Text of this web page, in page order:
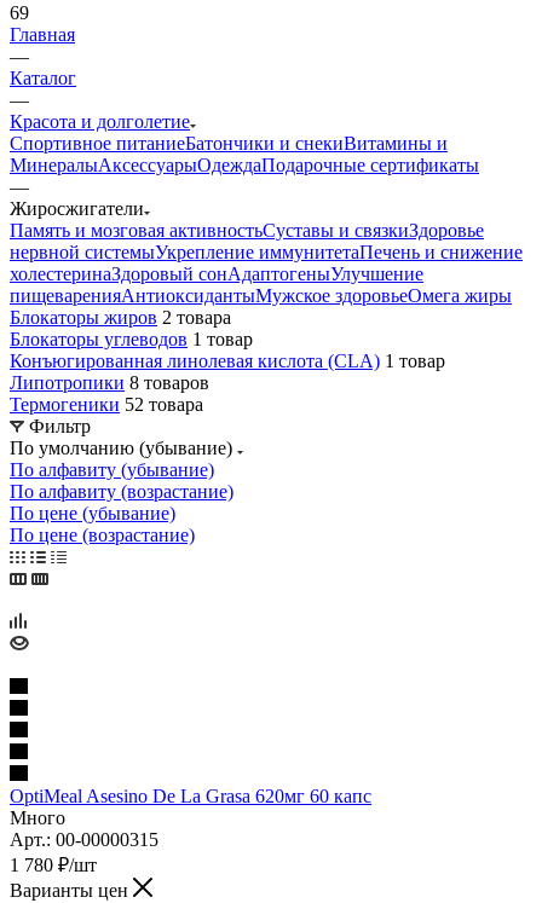
69
Главная
—
Каталог
—
Красота и долголетие
Спортивное питаниеБатончики и снекиВитамины и
МинералыАксессуарыОдеждаПодарочные сертификаты
—
Жиросжигатели
Память и мозговая активностьСуставы и связкиЗдоровье
нервной системыУкрепление иммунитетаПечень и снижение
холестеринаЗдоровый сонАдаптогеныУлучшение
пищеваренияАнтиоксидантыМужское здоровьеОмега жиры
Блокаторы жиров 2 товара
Блокаторы углеводов 1 товар
Конъюгированная линолевая кислота (CLA) 1 товар
Липотропики 8 товаров
Термогеники 52 товара
Фильтр
По умолчанию (убывание)
По алфавиту (убывание)
По алфавиту (возрастание)
По цене (убывание)
По цене (возрастание)
OptiMeal Asesino De La Grasa 620мг 60 капс
Много
Арт.: 00-00000315
1 780 ₽/шт
Варианты цен